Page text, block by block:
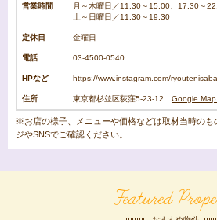
営業時間
月～木曜日／11:30～15:00、17:30～
土～日曜日／11:30～19:30
定休日 金曜日
電話 03-4500-0540
HPなど https://www.instagram.com/
住所 東京都杉並区荻窪5-23-12 Google Map
※お店の様子、メニューや価格などは取材当時のも
ジやSNSでご確認ください。
Featured